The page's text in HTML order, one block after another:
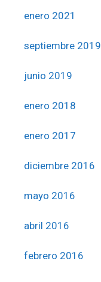
enero 2021
septiembre 2019
junio 2019
enero 2018
enero 2017
diciembre 2016
mayo 2016
abril 2016
febrero 2016